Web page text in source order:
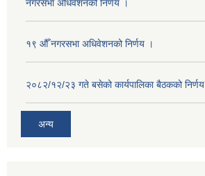
नगरसभा अधिवेशनको निर्णय ।
१९ औँ नगरसभा अधिवेशनको निर्णय ।
२०८२/१२/२३ गते बसेको कार्यपालिका बैठकको निर्णय
अन्य